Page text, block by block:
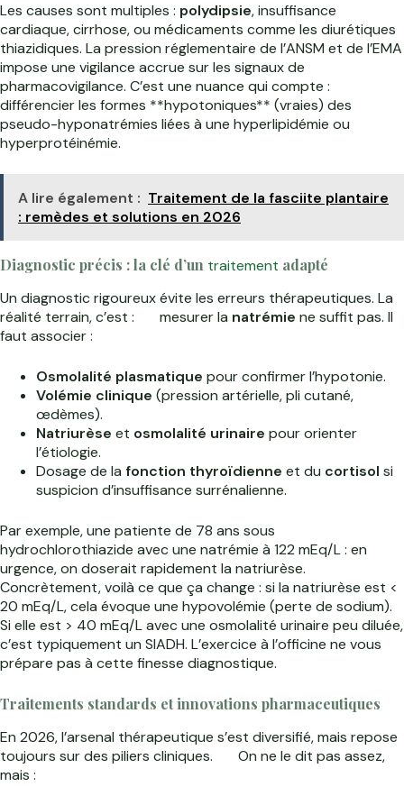
Les causes sont multiples : polydipsie, insuffisance
cardiaque, cirrhose, ou médicaments comme les diurétiques
thiazidiques. La pression réglementaire de l’ANSM et de l’EMA
impose une vigilance accrue sur les signaux de
pharmacovigilance. C’est une nuance qui compte :
différencier les formes **hypotoniques** (vraies) des
pseudo-hyponatrémies liées à une hyperlipidémie ou
hyperprotéinémie.
A lire également : Traitement de la fasciite plantaire
: remèdes et solutions en 2026
Diagnostic précis : la clé d’un traitement adapté
Un diagnostic rigoureux évite les erreurs thérapeutiques. La
réalité terrain, c’est :
mesurer la natrémie ne suffit pas. Il
faut associer :
Osmolalité plasmatique pour confirmer l’hypotonie.
Volémie clinique (pression artérielle, pli cutané,
œdèmes).
Natriurèse et osmolalité urinaire pour orienter
l’étiologie.
Dosage de la fonction thyroïdienne et du cortisol si
suspicion d’insuffisance surrénalienne.
Par exemple, une patiente de 78 ans sous
hydrochlorothiazide avec une natrémie à 122 mEq/L : en
urgence, on doserait rapidement la natriurèse.
Concrètement, voilà ce que ça change : si la natriurèse est <
20 mEq/L, cela évoque une hypovolémie (perte de sodium).
Si elle est > 40 mEq/L avec une osmolalité urinaire peu diluée,
c’est typiquement un SIADH. L’exercice à l’officine ne vous
prépare pas à cette finesse diagnostique.
Traitements standards et innovations pharmaceutiques
En 2026, l’arsenal thérapeutique s’est diversifié, mais repose
toujours sur des piliers cliniques.
On ne le dit pas assez,
mais :